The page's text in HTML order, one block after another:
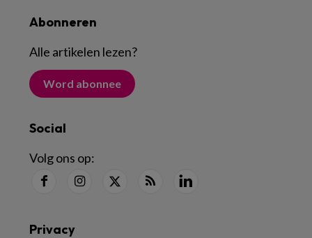
Abonneren
Alle artikelen lezen?
Word abonnee
Social
Volg ons op:
Privacy